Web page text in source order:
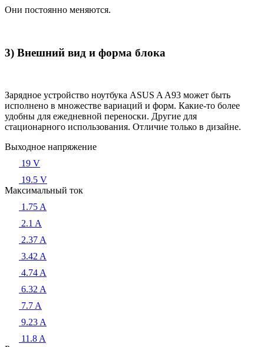
Они постоянно меняются.
3) Внешний вид и форма блока
Зарядное устройство ноутбука ASUS A A93 может быть
исполнено в множестве вариаций и форм. Какие-то более
удобны для ежедневной переноски. Другие для
стационарного использования. Отличие только в дизайне.
Выходное напряжение
19 V
19.5 V
Максимальный ток
1.75 A
2.1 A
2.37 A
3.42 A
4.74 A
6.32 A
7.7 A
9.23 A
11.8 A